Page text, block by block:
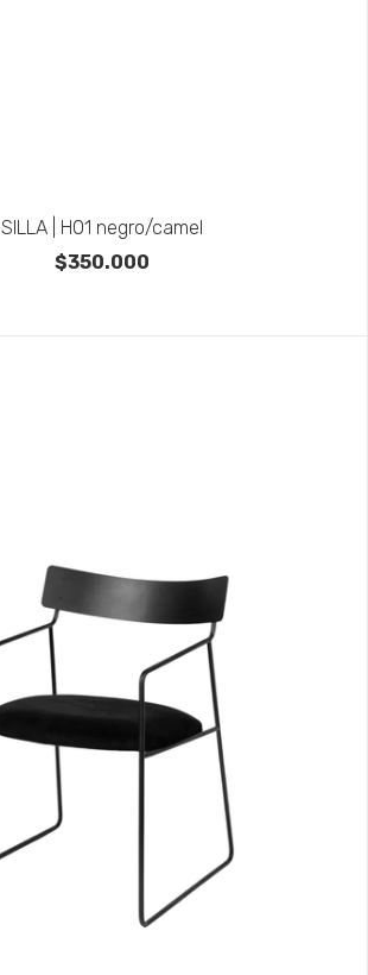
SILLA | H01 negro/camel
$350.000